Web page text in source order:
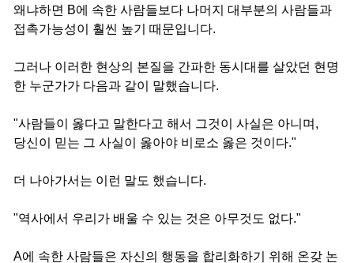
왜냐하면 B에 속한 사람들보다 나머지 대부분의 사람들과
접촉가능성이 훨씬 높기 때문입니다.
그러나 이러한 현상의 본질을 간파한 동시대를 살았던 현명
한 누군가가 다음과 같이 말했습니다.
"사람들이 옳다고 말한다고 해서 그것이 사실은 아니며,
당신이 믿는 그 사실이 옳아야 비로소 옳은 것이다."
더 나아가서는 이런 말도 했습니다.
"역사에서 우리가 배울 수 있는 것은 아무것도 없다."
A에 속한 사람들은 자신의 행동을 합리화하기 위해 온갖 논